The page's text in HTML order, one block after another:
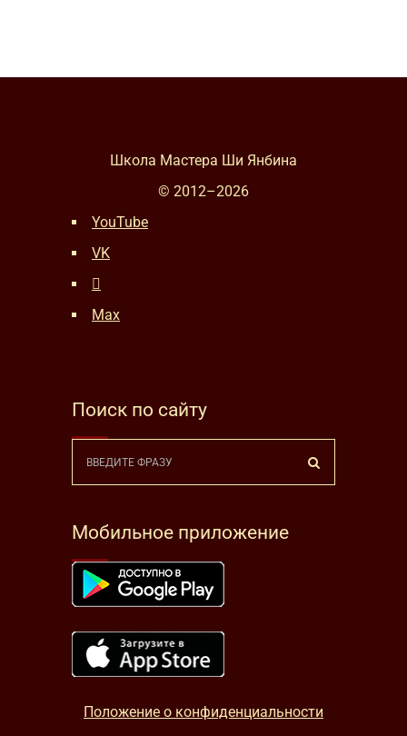
Школа Мастера Ши Янбина
© 2012–2026
YouTube
VK
Max
Поиск по сайту
Мобильное приложение
Положение о конфиденциальности